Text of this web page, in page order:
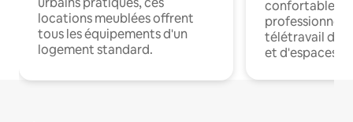
locations meublées offrent
tous les équipements d'un
logement standard.
confortables
professionnels
télétravail
et d'espaces